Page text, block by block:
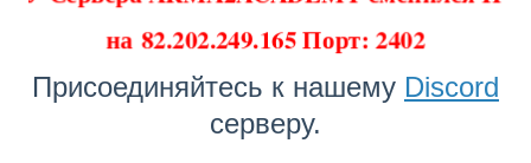
на 82.202.249.165 Порт: 2402
Присоединяйтесь к нашему Discord
серверу.